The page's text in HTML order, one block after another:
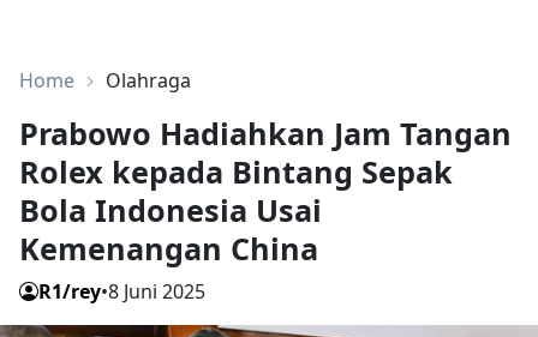
Home Olahraga
Prabowo Hadiahkan Jam Tangan
Rolex kepada Bintang Sepak
Bola Indonesia Usai
Kemenangan China
R1/rey•8 Juni 2025